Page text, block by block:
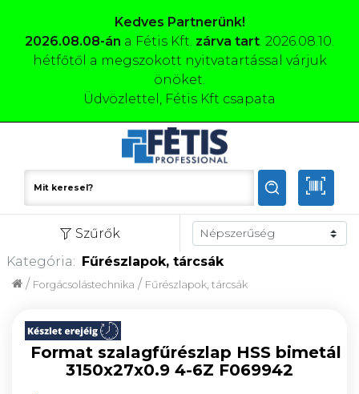
Kedves Partnerünk!
2026.08.08-án a Fétis Kft. zárva tart. 2026.08.10.
hétfőtől a megszokott nyitvatartással várjuk
önöket.
Üdvözlettel, Fétis Kft csapata
Szűrők
Kategória: Fűrészlapok, tárcsák
Fűrészlapok, tárcsák
/
Forgácsolástechnika
/
Format szalagfűrészlap HSS bimetál
3150x27x0.9 4-6Z F069942